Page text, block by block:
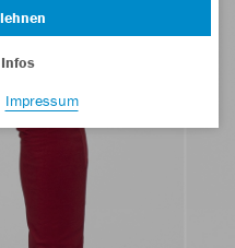
Impressum